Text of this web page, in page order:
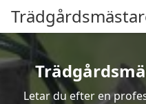
Letar du efter en